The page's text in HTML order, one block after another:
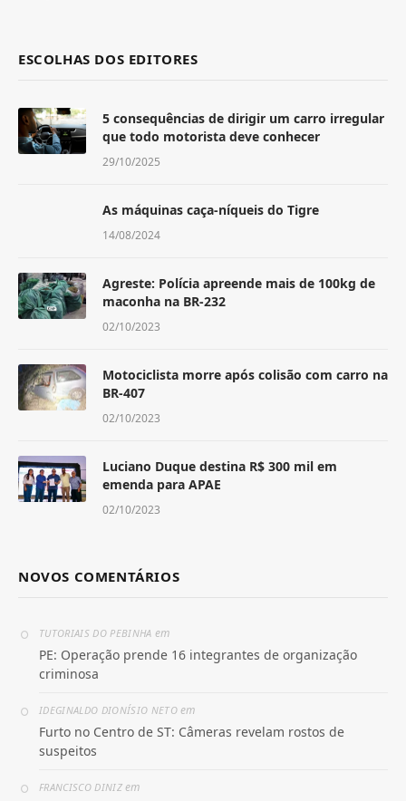
ESCOLHAS DOS EDITORES
5 consequências de dirigir um carro irregular
que todo motorista deve conhecer
29/10/2025
As máquinas caça-níqueis do Tigre
14/08/2024
Agreste: Polícia apreende mais de 100kg de
maconha na BR-232
02/10/2023
Motociclista morre após colisão com carro na
BR-407
02/10/2023
Luciano Duque destina R$ 300 mil em
emenda para APAE
02/10/2023
NOVOS COMENTÁRIOS
TUTORIAIS DO PEBINHA em
PE: Operação prende 16 integrantes de organização
criminosa
IDEGINALDO DIONÍSIO NETOem
Furto no Centro de ST: Câmeras revelam rostos de
suspeitos
FRANCISCO DINIZem